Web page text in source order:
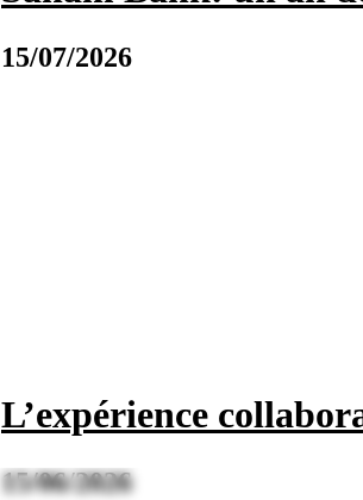
15/07/2026
L’expérience
15/06/2026